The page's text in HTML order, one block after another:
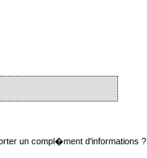
un compl�ment d'informations ?